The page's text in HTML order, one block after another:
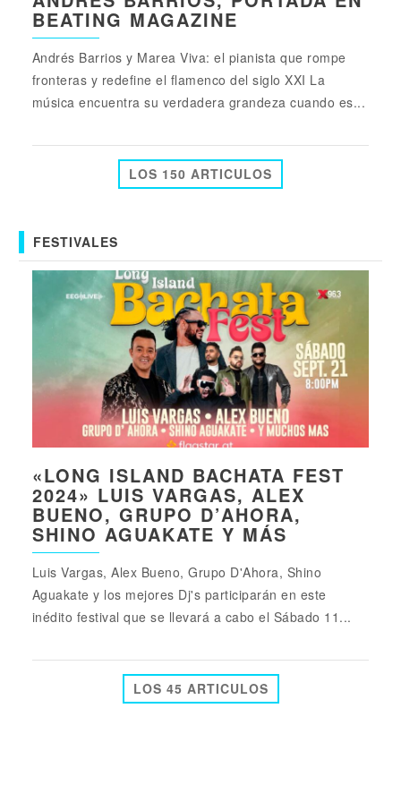
BEATING MAGAZINE
Andrés Barrios y Marea Viva: el pianista que rompe
fronteras y redefine el flamenco del siglo XXI La
música encuentra su verdadera grandeza cuando es...
LOS 150 ARTICULOS
FESTIVALES
«LONG ISLAND BACHATA FEST
2024» LUIS VARGAS, ALEX
BUENO, GRUPO D’AHORA,
SHINO AGUAKATE Y MÁS
Luis Vargas, Alex Bueno, Grupo D'Ahora, Shino
Aguakate y los mejores Dj's participarán en este
inédito festival que se llevará a cabo el Sábado 11...
LOS 45 ARTICULOS